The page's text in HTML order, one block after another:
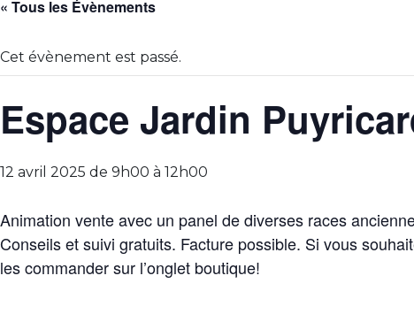
« Tous les Évènements
Cet évènement est passé.
Espace Jardin
12 avril 2025 de 9h00 à 12h00
Animation vente avec un panel de diverses races
Conseils et suivi gratuits. Facture possible. Si vous
les commander sur l’onglet boutique!